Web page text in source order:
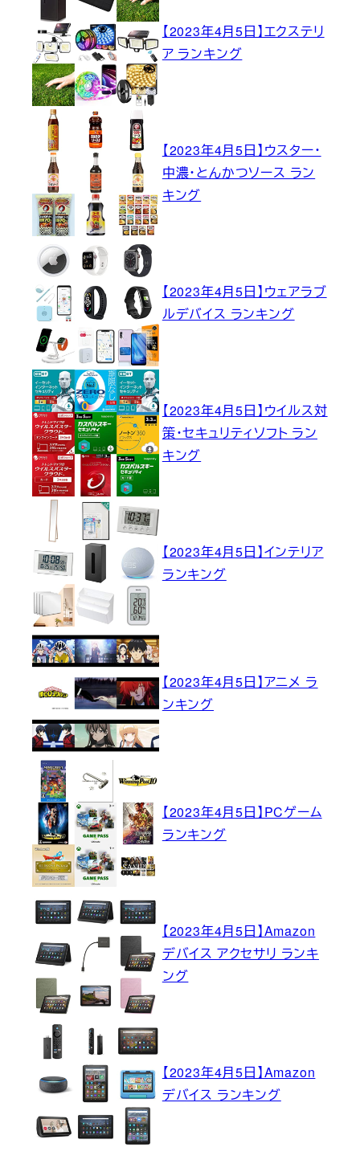
【2023年4月5日】エクステリ
ア ランキング
【2023年4月5日】ウスター・
中濃・とんかつソース ラン
キング
【2023年4月5日】ウェアラブ
ルデバイス ランキング
【2023年4月5日】ウイルス対
策・セキュリティソフト ラン
キング
【2023年4月5日】インテリア
ランキング
【2023年4月5日】アニメ ラ
ンキング
【2023年4月5日】PCゲーム
ランキング
【2023年4月5日】Amazon
デバイス アクセサリ ランキ
ング
【2023年4月5日】Amazon
デバイス ランキング